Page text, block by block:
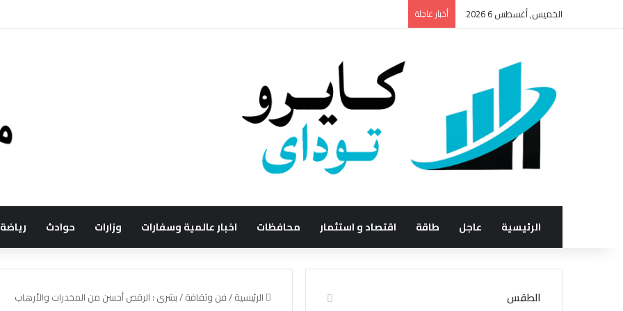
الخميس, أغسطس 6 2026 أخبار عاجلة
الرئيسية عاجل طاقة اقتصاد و استثمار محافظات اخبار عالمية وسفارات وزارات حوادث رياضة
الرئيسية/فن وثقافة/بشرى : الرقص أحسن من المخدرات والأرهاب
الطقس